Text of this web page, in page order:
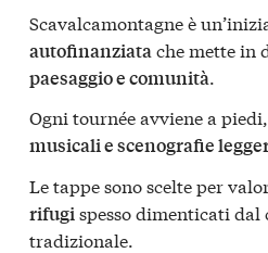
Scavalcamontagne è
autofinanziatache mette in
paesaggio e comunità.
Ogni tournée avviene a
musicali e scenografie
Le tappe sono scelte per
rifugispesso dimenticati
tradizionale.